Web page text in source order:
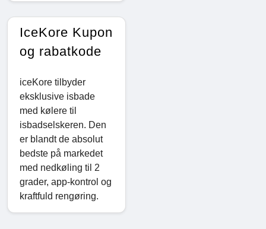
IceKore Kupon
og rabatkode
iceKore tilbyder
eksklusive isbade
med kølere til
isbadselskeren. Den
er blandt de absolut
bedste på markedet
med nedkøling til 2
grader, app-kontrol og
kraftfuld rengøring.